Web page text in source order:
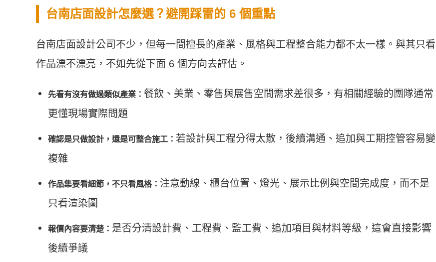
台南店面設計怎麼選？避開踩雷的 6 個重點
台南店面設計公司不少，但每一間擅長的產業、風格與工程整合能力都不太一樣。與其只看
作品漂不漂亮，不如先從下面 6 個方向去評估。
先看有沒有做過類似產業： 餐飲、美業、零售與展售空間需求差很多，有相關經驗的團隊通常
更懂現場實際問題
確認是只做設計，還是可整合施工： 若設計與工程分得太散，後續溝通、追加與工期控管容易變
複雜
作品集要看細節，不只看風格： 注意動線、櫃台位置、燈光、展示比例與空間完成度，而不是
只看渲染圖
報價內容要清楚： 是否分清設計費、工程費、監工費、追加項目與材料等級，這會直接影響
後續爭議